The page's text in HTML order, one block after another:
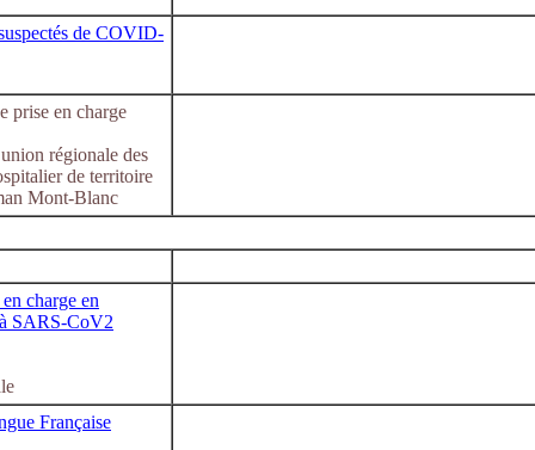
de COVID-
prise en charge
régionale des
de territoire
Mont-Blanc
charge en
SARS-CoV2
Française